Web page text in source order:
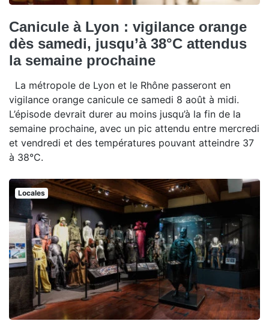
Canicule à Lyon : vigilance orange
dès samedi, jusqu’à 38°C attendus
la semaine prochaine
La métropole de Lyon et le Rhône passeront en
vigilance orange canicule ce samedi 8 août à midi.
L’épisode devrait durer au moins jusqu’à la fin de la
semaine prochaine, avec un pic attendu entre mercredi
et vendredi et des températures pouvant atteindre 37
à 38°C.
Locales